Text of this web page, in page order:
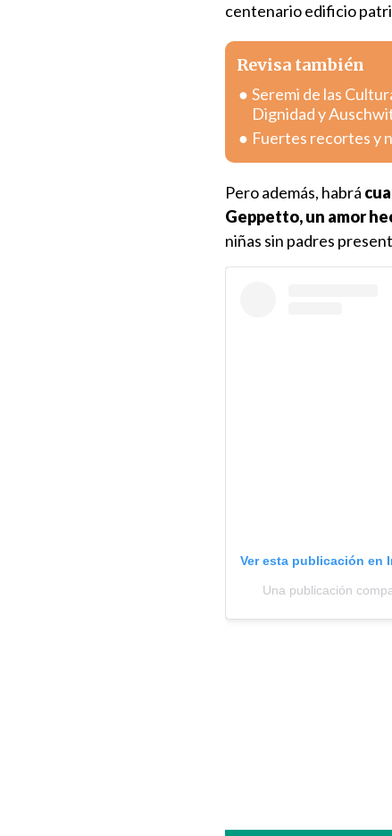
centenario edificio
Revisa también
Seremi de las
Dignidad y
Fuertes recortes y
Pero además, habrá
Geppetto, un amor
niñas sin padres
Ver esta publicación en
Una publicación